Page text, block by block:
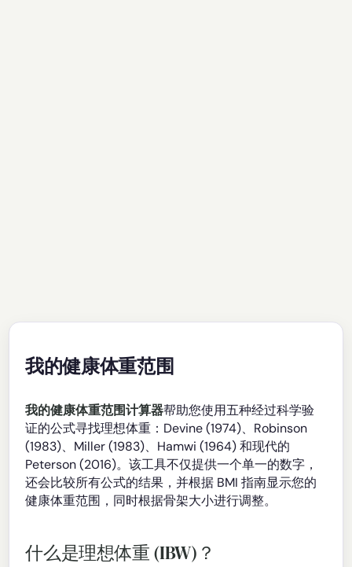
我的健康体重范围
我的健康体重范围计算器帮助您使用五种经过科学验
证的公式寻找理想体重：Devine (1974)、Robinson
(1983)、Miller (1983)、Hamwi (1964) 和现代的
Peterson (2016)。该工具不仅提供一个单一的数字，
还会比较所有公式的结果，并根据 BMI 指南显示您的
健康体重范围，同时根据骨架大小进行调整。
什么是理想体重 (IBW)？